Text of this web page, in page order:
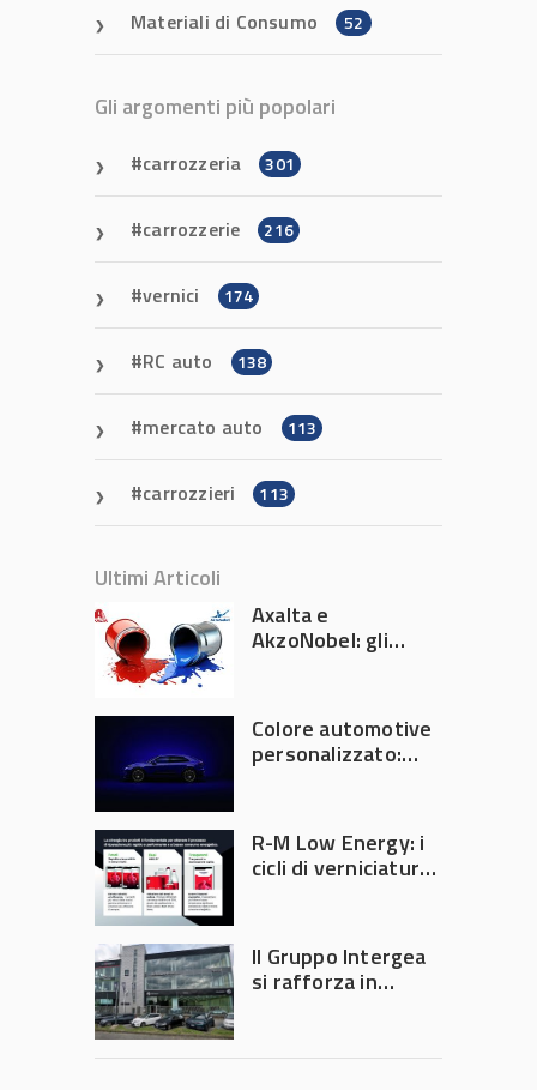
Materiali di Consumo 52
Gli argomenti più popolari
carrozzeria 301
carrozzerie 216
vernici 174
RC auto 138
mercato auto 113
carrozzieri 113
Ultimi Articoli
Axalta e
AkzoNobel: gli
Colore automotive
personalizzato:
diventa ingegneria
di precisione
R-M Low Energy: i
cicli di verniciatura
tempi e costi in
carrozzeria
Il Gruppo Intergea
si rafforza in